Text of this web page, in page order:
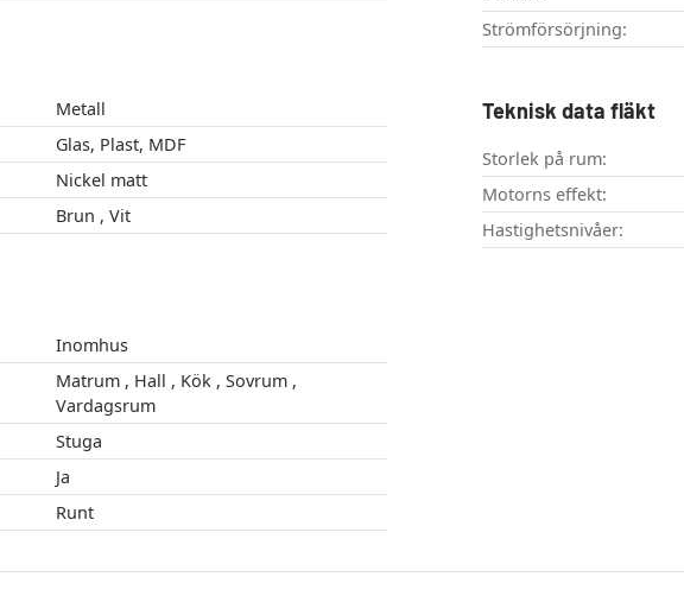
Metall
Glas, Plast, MDF
Nickel matt
Brun , Vit
Inomhus
Matrum , Hall , Kök , Sovrum ,
Vardagsrum
Stuga
Ja
Runt
Strömförsörjning:
Teknisk data fläkt
Storlek på rum:
Motorns effekt:
Hastighetsnivåer: